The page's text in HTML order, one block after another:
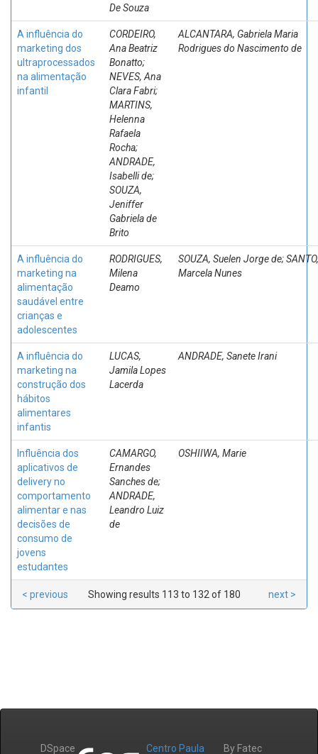
De Souza
A influência do
marketing dos
ultraprocessados
na alimentação
infantil
CORDEIRO,
Ana Beatriz
Bonatto;
NEVES, Ana
Clara Fabri;
MARTINS,
Helenna
Rafaela
Rocha;
ANDRADE,
Isabelli de;
SOUZA,
Jeniffer
Gabriela de
Brito
ALCANTARA, Gabriela Maria
Rodrigues do Nascimento de
A influência do
marketing na
alimentação
saudável entre
crianças e
adolescentes
RODRIGUES,
Milena
Deamo
SOUZA, Suelen Jorge de; SANTO,
Marcela Nunes
A influência do
marketing na
construção dos
hábitos
alimentares
infantis
LUCAS,
Jamila Lopes
Lacerda
ANDRADE, Sanete Irani
Influência dos
aplicativos de
delivery no
comportamento
alimentar e nas
decisões de
consumo de
jovens
estudantes
CAMARGO,
Ernandes
Sanches de;
ANDRADE,
Leandro Luiz
de
OSHIIWA, Marie
Showing results 113 to 132 of 180
< previous next >
DSpace Centro Paula By Fatec